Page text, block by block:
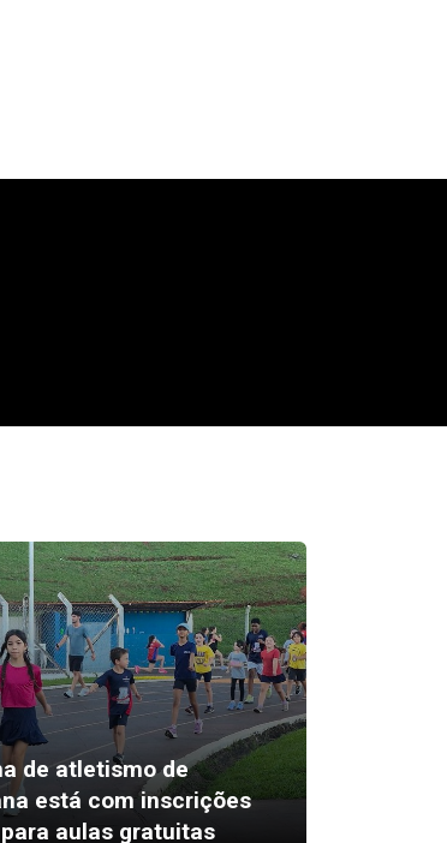
de atletismo de
está com inscrições
aulas gratuitas